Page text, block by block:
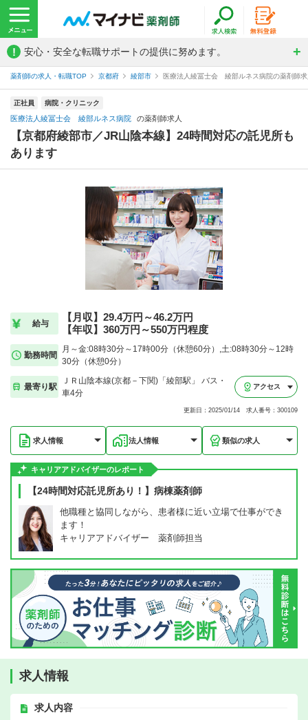
! 安心・安全な転職サポートの提供に努めます。
薬剤師の求人・転職TOP 京都府 綾部市 医療法人綾冨士会 綾部ルネス病院の薬剤師
正社員 病院・クリニック
医療法人綾冨士会 綾部ルネス病院 の薬剤師求人
【京都府綾部市／JR山陰本線】24時間対応の託児所も
あります
給与
【月収】29.4万円～46.2万円
【年収】360万円～550万円程度
勤務時間
月～金:08時30分～17時00分（休憩60分）,土:08時30分～12時
30分（休憩0分）
最寄り駅
ＪＲ山陰本線(京都－下関)「綾部駅」 バス・
車4分
アクセス
更新日：2025/01/14 求人番号：300109
求人情報 法人情報 類似の求人
キャリアアドバイザーのレポート
【24時間対応託児所あり！】病棟薬剤師
他職種と協同しながら、患者様に近い立場で仕事ができ
ます！
キャリアアドバイザー 薬剤師担当
求人情報
求人内容